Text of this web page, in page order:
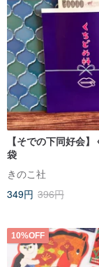
【そでの下同好会
袋
きのこ社
349円 396円
10%OFF